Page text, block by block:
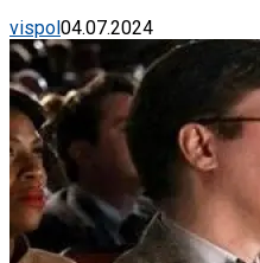
vispol 04.07.2024